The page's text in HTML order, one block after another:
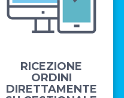
RICEZIONE
ORDINI
DIRETTAMENTE